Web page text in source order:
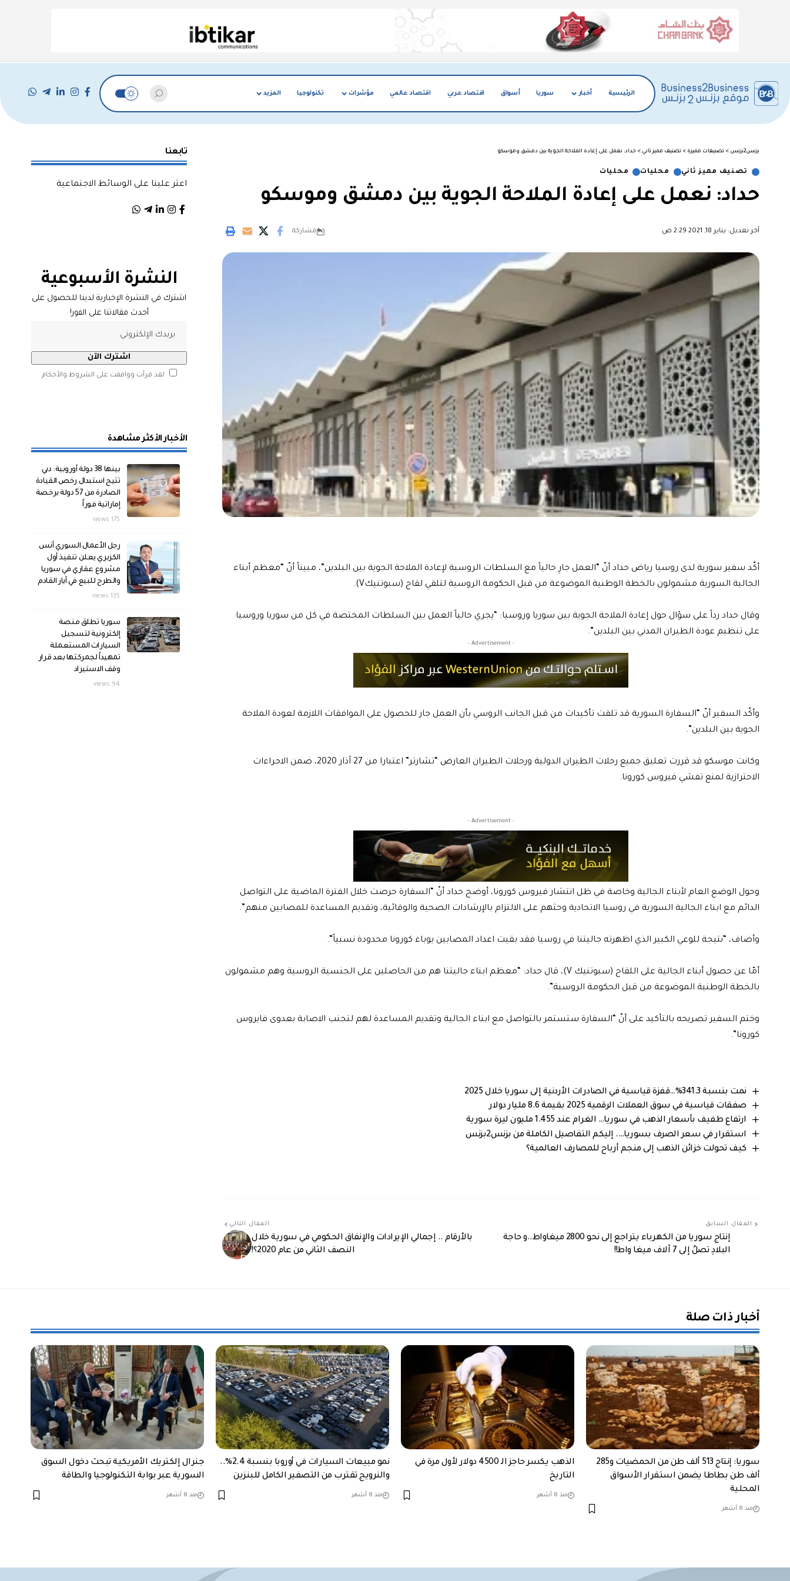
الرئيسية أخبار سوريا أسواق اقتصاد عربي اقتصاد عالمي مؤشرات تكنولوجيا المزيد
بزنس2بزنس > تصنيفات مميزة > تصنيف مميز ثاني > حداد: نعمل على إعادة الملاحة الجوية بين دمشق وموسكو
تصنيف مميز ثاني محليات محليات
حداد: نعمل على إعادة الملاحة الجوية بين دمشق وموسكو
آخر تعديل: يناير 18, 2021 2:29 ص مشاركة
أكّد سفير سورية لدى روسيا رياض حداد أنّ “العمل جارِ حالياً مع السلطات الروسية لإعادة الملاحة الجوية بين البلدين”، مبيناً أنّ “معظم أبناء
الجالية السورية مشمولون بالخطة الوطنية الموضوعة من قبل الحكومة الروسية لتلقي لقاح (سبوتنيكV).
وقال حداد رداً على سؤال حول إعادة الملاحة الجوية بين سوريا وروسيا: “يجري حالياً العمل بين السلطات المختصة في كل من سوريا وروسيا
على تنظيم عودة الطيران المدني بين البلدين”.
- Advertisement -
وأكّد السفير أنّ “السفارة السورية قد تلقت تأكيدات من قبل الجانب الروسي بأن العمل جار للحصول على الموافقات اللازمة لعودة الملاحة
الجوية بين البلدين”.
وكانت موسكو قد قررت تعليق جميع رحلات الطيران الدولية ورحلات الطيران العارض “تشارتر” اعتبارا من 27 آذار 2020، ضمن الاجراءات
الاحترازية لمنع تفشي فيروس كورونا.
- Advertisement -
وحول الوضع العام لأبناء الجالية وخاصة في ظل انتشار فيروس كورونا، أوضح حداد أنّ “السفارة حرصت خلال الفترة الماضية على التواصل
الدائم مع ابناء الجالية السورية في روسيا الاتحادية وحثهم على الالتزام بالإرشادات الصحية والوقائية، وتقديم المساعدة للمصابين منهم”.
وأضاف، “نتيجة للوعي الكبير الذي اظهرته جاليتنا في روسيا فقد بقيت اعداد المصابين بوباء كورونا محدودة نسبياً”.
أمّا عن حصول أبناء الجالية على اللقاح (سبوتنيك V)، قال حداد: “معظم ابناء جاليتنا هم من الحاصلين على الجنسية الروسية وهم مشمولون
بالخطة الوطنية الموضوعة من قبل الحكومة الروسية”.
وختم السفير تصريحه بالتأكيد على أنّ “السفارة ستستمر بالتواصل مع ابناء الجالية وتقديم المساعدة لهم لتجنب الاصابة بعدوى فايروس
كورونا”.
نمت بنسبة 341.3%…قفزة قياسية في الصادرات الأردنية إلى سوريا خلال 2025
صفقات قياسية في سوق العملات الرقمية 2025 بقيمة 8.6 مليار دولار
ارتفاع طفيف بأسعار الذهب في سوريا… الغرام عند 1.455 مليون ليرة سورية
استقرار في سعر الصرف بسوريا…. إليكم التفاصيل الكاملة من بزنس2بزنس
كيف تحولت خزائن الذهب إلى منجم أرباح للمصارف العالمية؟
المقال السابق
إنتاج سوريا من الكهرباء يتراجع إلى نحو 2800 ميغاواط..و حاجة
البلادِ تصلُ إلى 7 آلاف ميغا واط!!
المقال التالي
بالأرقام .. إجمالي الإيرادات والإنفاق الحكومي في سورية خلال
النصف الثاني من عام 2020؟!
تابعنا
اعثر علينا على الوسائط الاجتماعية
النشرة الأسبوعية
اشترك في النشرة الإخبارية لدينا للحصول على
أحدث مقالاتنا على الفور!
لقد قرأت ووافقت على الشروط والأحكام
الأخبار الأكثر مشاهدة
بينها 38 دولة أوروبية: دبي
تتيح استبدال رخص القيادة
الصادرة من 57 دولة برخصة
إماراتية فوراً
175 views
رجل الأعمال السوري أنس
الكزبري يعلن تنفيذ أول
مشروع عقاري في سوريا
والطرح للبيع في آيار القادم
135 views
سوريا تطلق منصة
إلكترونية لتسجيل
السيارات المستعملة
تمهيداً لجمركتها بعد قرار
وقف الاستيراد
94 views
أخبار ذات صلة
سوريا: إنتاج 513 ألف طن من الحمضيات و285
ألف طن بطاطا يضمن استقرار الأسواق
المحلية
منذ 8 أشهر
الذهب يكسر حاجز الـ 4500 دولار لأول مرة في
التاريخ
منذ 8 أشهر
نمو مبيعات السيارات في أوروبا بنسبة 2.4%..
والنرويج تقترب من التصفير الكامل للبنزين
منذ 8 أشهر
جنرال إلكتريك الأمريكية تبحث دخول السوق
السورية عبر بوابة التكنولوجيا والطاقة
منذ 8 أشهر